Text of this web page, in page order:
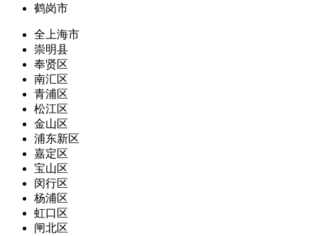
鹤岗市
全上海市
崇明县
奉贤区
南汇区
青浦区
松江区
金山区
浦东新区
嘉定区
宝山区
闵行区
杨浦区
虹口区
闸北区